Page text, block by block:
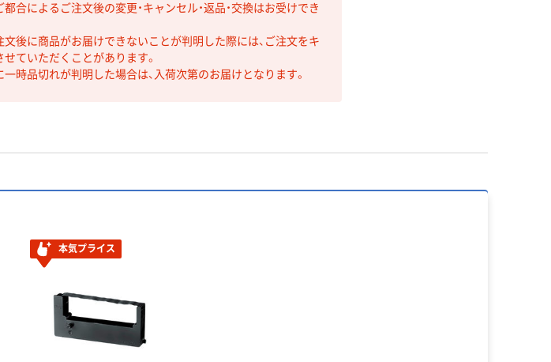
合によるご注文後の変更・キャンセル・返品・交換はお受けでき
文後に商品がお届けできないことが判明した際には、ご注文をキ
せていただくことがあります。
一時品切れが判明した場合は、入荷次第のお届けとなります。
本気プライス